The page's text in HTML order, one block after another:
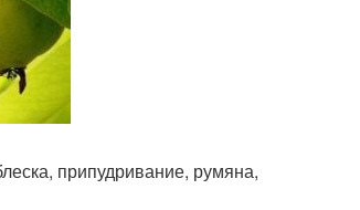
припудривание, румяна,